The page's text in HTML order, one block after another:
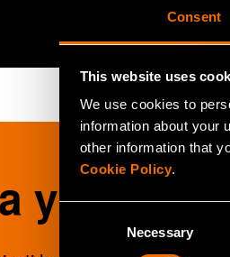
Consent
This website uses
We use cookies to
information about your
other information that
Cookie Policy.
Necessary
yhteyttä